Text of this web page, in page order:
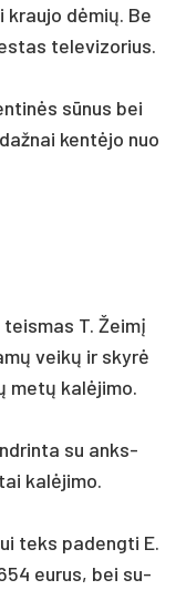
dėmių. Be
te­le­vi­zo­rius.
sūnus bei
kentė­jo nuo
T. Žeimį
veikų ir skyrė
metų kalė­ji­mo.
su anks­
kalė­ji­mo.
teks pa­deng­ti E.
eu­rus, bei su­